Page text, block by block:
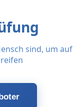
sind, um auf